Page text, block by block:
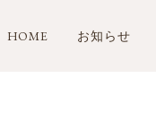
HOME お知らせ